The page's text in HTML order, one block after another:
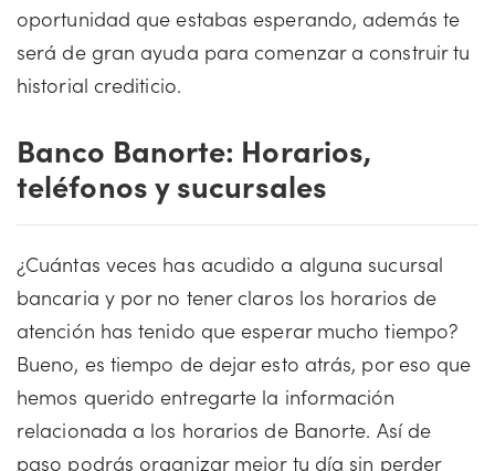
oportunidad que estabas esperando, además te
será de gran ayuda para comenzar a construir tu
historial crediticio.
Banco Banorte: Horarios,
teléfonos y sucursales
¿Cuántas veces has acudido a alguna sucursal
bancaria y por no tener claros los horarios de
atención has tenido que esperar mucho tiempo?
Bueno, es tiempo de dejar esto atrás, por eso que
hemos querido entregarte la información
relacionada a los horarios de Banorte. Así de
paso podrás organizar mejor tu día sin perder